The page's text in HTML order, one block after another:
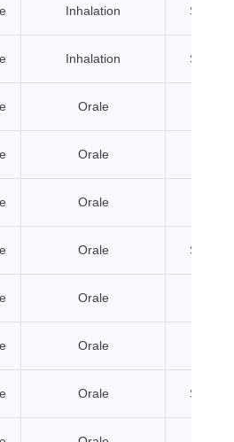
Inhalation Sans
Inhalation Sans
Orale
Orale
Orale
Orale Sans
Orale
Orale
Orale Sans